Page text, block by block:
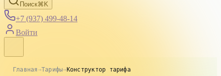
Поиск⌘K
+7 (937) 499-48-14
Войти
Главная→Тарифы→ Конструктор тарифа